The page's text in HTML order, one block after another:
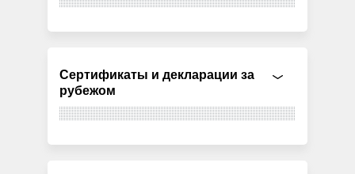
Сертификаты и декларации за
рубежом